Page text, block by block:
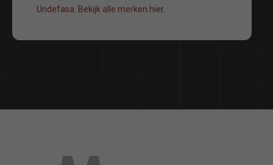
Undefasa Bekijk alle merken hier.